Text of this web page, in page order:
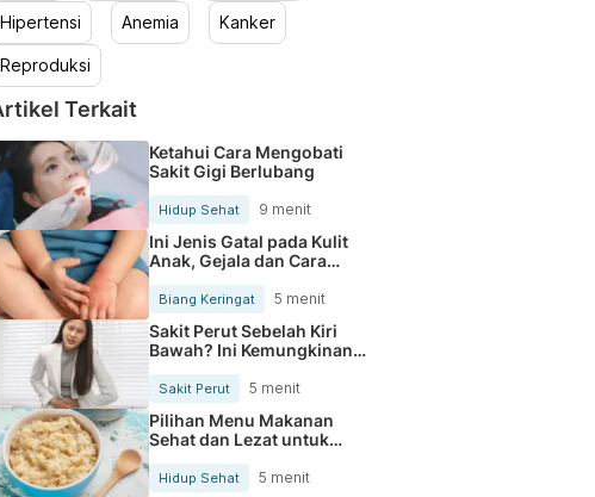
Hipertensi Anemia Kanker
Reproduksi
Terkait
Ketahui Cara Mengobati
Sakit Gigi Berlubang
Hidup Sehat 9 menit
Ini Jenis Gatal pada Kulit
Anak, Gejala dan Cara
Mengobatinya
Biang Keringat 5 menit
Sakit Perut Sebelah Kiri
Bawah? Ini Kemungkinan
Sakit Perut 5 menit
Pilihan Menu Makanan
Sehat dan Lezat untuk
Mengurangi Kolesterol
Hidup Sehat 5 menit